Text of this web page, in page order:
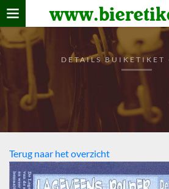
Home
verzamelen
De bierkaart
Bezoekers
DETAILS
Terug naar het overzicht